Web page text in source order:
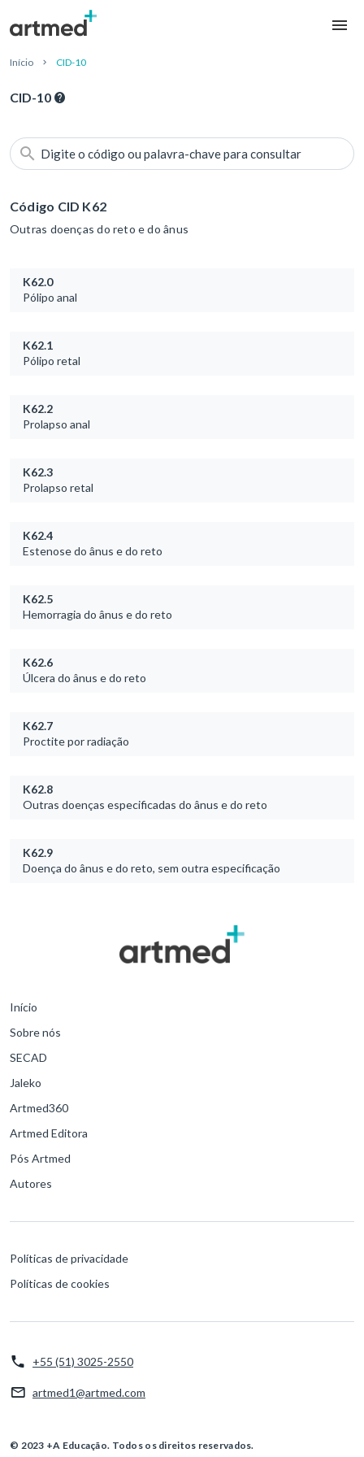
Início CID-10
CID-10
Digite o código ou palavra-chave para consultar
Código CID K62
Outras doenças do reto e do ânus
K62.0
Pólipo anal
K62.1
Pólipo retal
K62.2
Prolapso anal
K62.3
Prolapso retal
K62.4
Estenose do ânus e do reto
K62.5
Hemorragia do ânus e do reto
K62.6
Úlcera do ânus e do reto
K62.7
Proctite por radiação
K62.8
Outras doenças especificadas do ânus e do reto
K62.9
Doença do ânus e do reto, sem outra especificação
Início
Sobre nós
SECAD
Jaleko
Artmed360
Artmed Editora
Pós Artmed
Autores
Políticas de privacidade
Políticas de cookies
+55 (51) 3025-2550
artmed1@artmed.com
© 2023 +A Educação. Todos os direitos reservados.